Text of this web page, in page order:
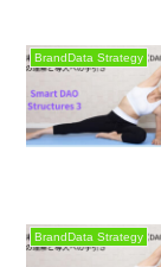
BrandData Strategy
BrandData Strategy